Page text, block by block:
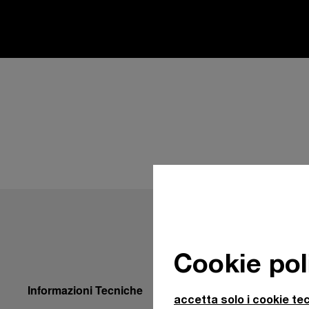
Informazioni Tecniche
Cookie
accetta solo i cookie